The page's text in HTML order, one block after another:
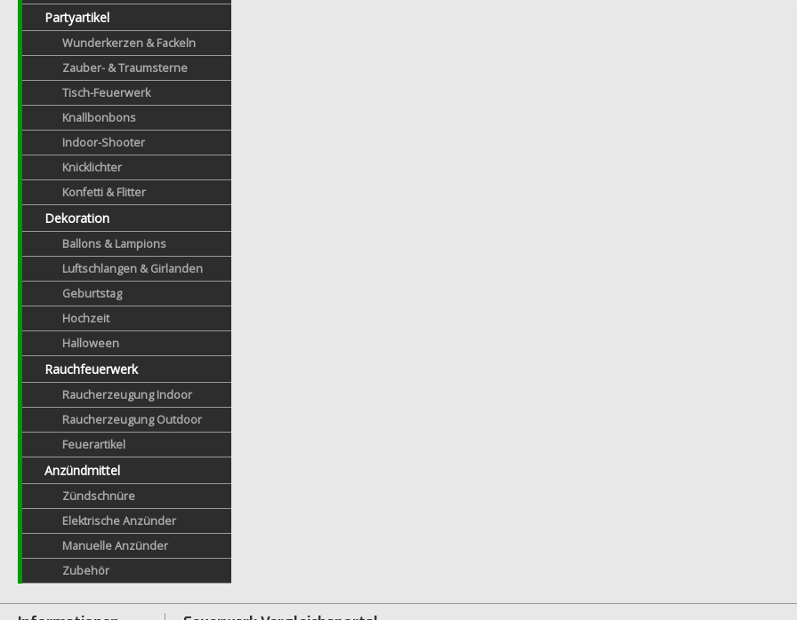
Partyartikel
Wunderkerzen & Fackeln
Zauber- & Traumsterne
Tisch-Feuerwerk
Knallbonbons
Indoor-Shooter
Knicklichter
Konfetti & Flitter
Dekoration
Ballons & Lampions
Luftschlangen & Girlanden
Geburtstag
Hochzeit
Halloween
Rauchfeuerwerk
Raucherzeugung Indoor
Raucherzeugung Outdoor
Feuerartikel
Anzündmittel
Zündschnüre
Elektrische Anzünder
Manuelle Anzünder
Zubehör